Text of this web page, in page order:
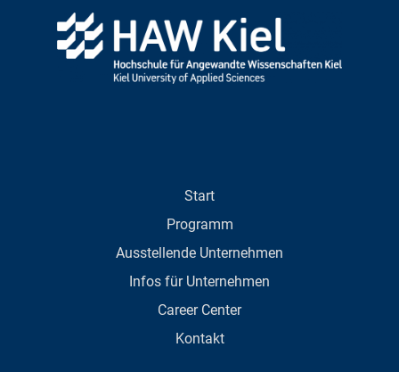
Start
Programm
Ausstellende Unternehmen
Infos für Unternehmen
Career Center
Kontakt